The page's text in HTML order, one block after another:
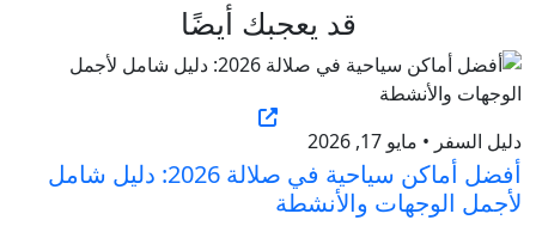
قد يعجبك أيضًا
دليل السفر • مايو 17, 2026
أفضل أماكن سياحية في صلالة 2026: دليل شامل
لأجمل الوجهات والأنشطة